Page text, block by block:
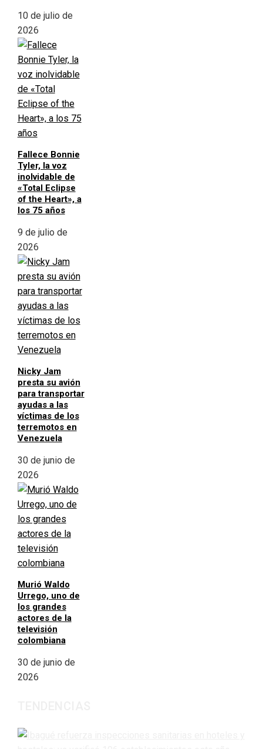
10 de julio de
2026
Fallece Bonnie
Tyler, la voz
inolvidable de
«Total Eclipse
of the Heart», a
los 75 años
9 de julio de
2026
Nicky Jam
presta su avión
para transportar
ayudas a las
víctimas de los
terremotos en
Venezuela
30 de junio de
2026
Murió Waldo
Urrego, uno de
los grandes
actores de la
televisión
colombiana
30 de junio de
2026